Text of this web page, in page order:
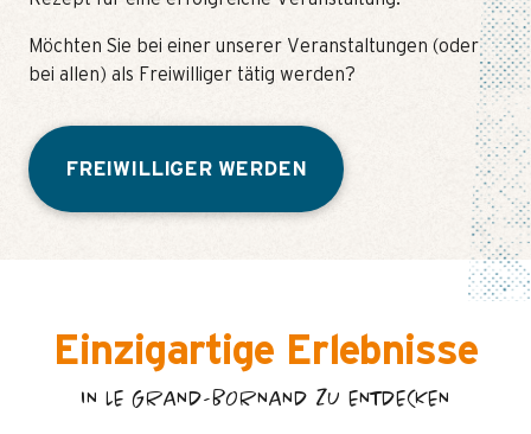
Möchten Sie bei einer unserer Veranstaltungen (oder
bei allen) als Freiwilliger tätig werden?
FREIWILLIGER WERDEN
Einzigartige Erlebnisse
IN LE GRAND-BORNAND ZU ENTDECKEN